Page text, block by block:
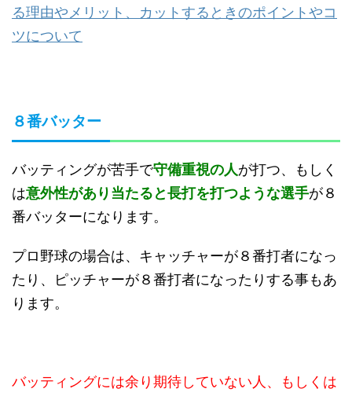
る理由やメリット、カットするときのポイントやコ
ツについて
８番バッター
バッティングが苦手で守備重視の人が打つ、もしく
は意外性があり当たると長打を打つような選手が８
番バッターになります。
プロ野球の場合は、キャッチャーが８番打者になっ
たり、ピッチャーが８番打者になったりする事もあ
ります。
バッティングには余り期待していない人、もしくは